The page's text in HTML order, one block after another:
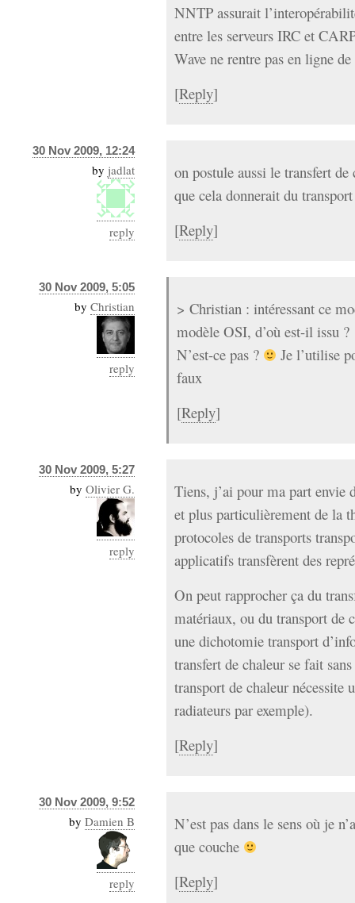
NNTP assurait
entre les serveurs IRC et
Wave ne rentre pas en ligne
[Reply]
30 Nov 2009, 12:24
by jadlat
reply
on postule aussi le transfert de
que cela donnerait du
[Reply]
30 Nov 2009, 5:05
by Christian
reply
> Christian : intéressant ce
modèle OSI, d’où est-il issu ?
N’est-ce pas ?
Je l’utilise
faux
[Reply]
30 Nov 2009, 5:27
by Olivier G.
reply
Tiens, j’ai pour ma part envie
et plus particulièrement de la
protocoles de transports
applicatifs transfèrent des
On peut rapprocher ça du
matériaux, ou du transport de
une dichotomie transport
transfert de chaleur se fait
transport de chaleur
radiateurs par exemple).
[Reply]
30 Nov 2009, 9:52
by Damien B
reply
N’est pas dans le sens où je
que couche
[Reply]